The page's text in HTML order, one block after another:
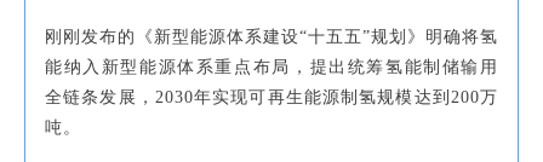
刚刚发布的《新型能源体系建设“十五五”规划》明确将氢
能纳入新型能源体系重点布局，提出统筹氢能制储输用
全链条发展，2030年实现可再生能源制氢规模达到200万
吨。